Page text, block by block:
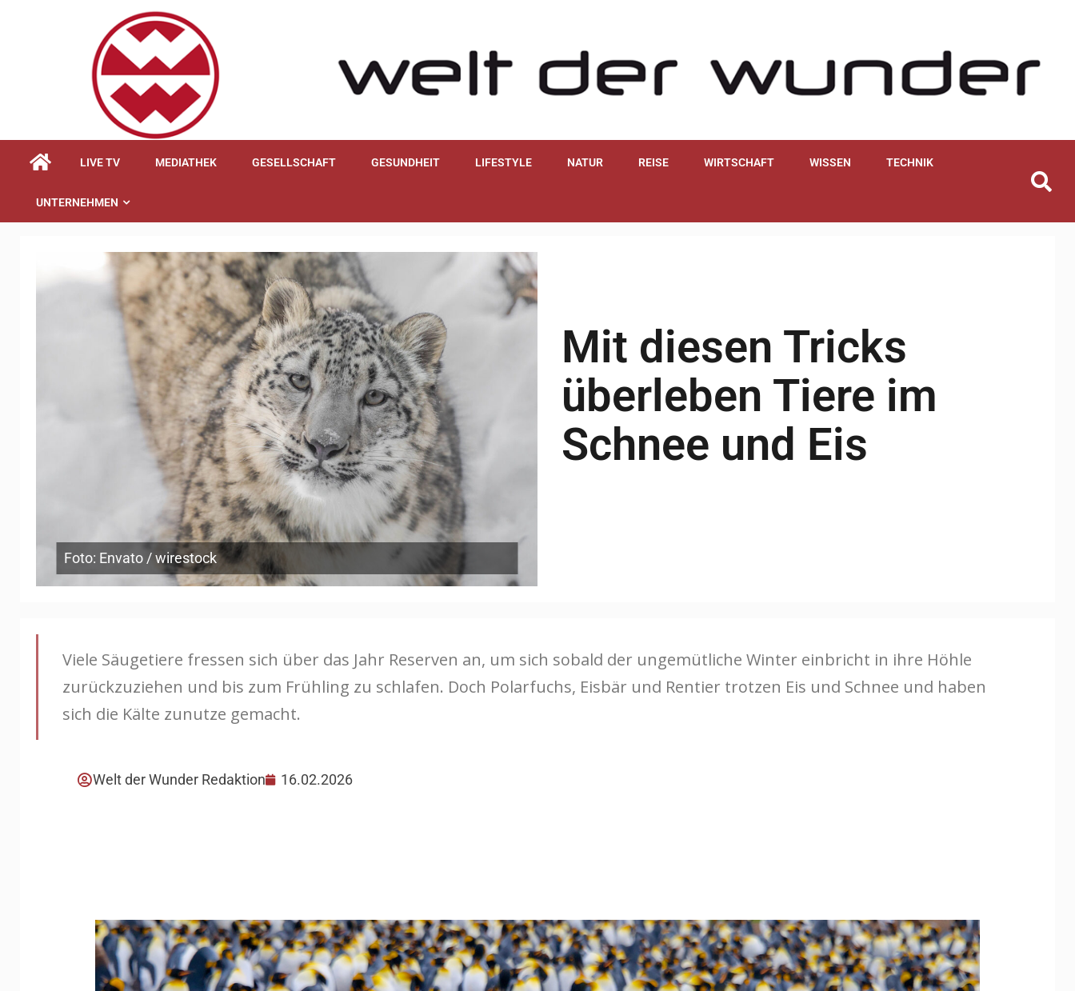
LIVE TV MEDIATHEK GESELLSCHAFT GESUNDHEIT LIFESTYLE NATUR REISE WIRTSCHAFT WISSEN TECHNIK
UNTERNEHMEN
Foto: Envato / wirestock
Mit diesen Tricks
überleben Tiere im
Schnee und Eis
Viele Säugetiere fressen sich über das Jahr Reserven an, um sich sobald der ungemütliche Winter einbricht in ihre Höhle
zurückzuziehen und bis zum Frühling zu schlafen. Doch Polarfuchs, Eisbär und Rentier trotzen Eis und Schnee und haben
sich die Kälte zunutze gemacht.
Welt der Wunder Redaktion 16.02.2026